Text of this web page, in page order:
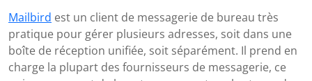
Mailbird est un client de messagerie de bureau très
pratique pour gérer plusieurs adresses, soit dans une
boîte de réception unifiée, soit séparément. Il prend en
charge la plupart des fournisseurs de messagerie, ce